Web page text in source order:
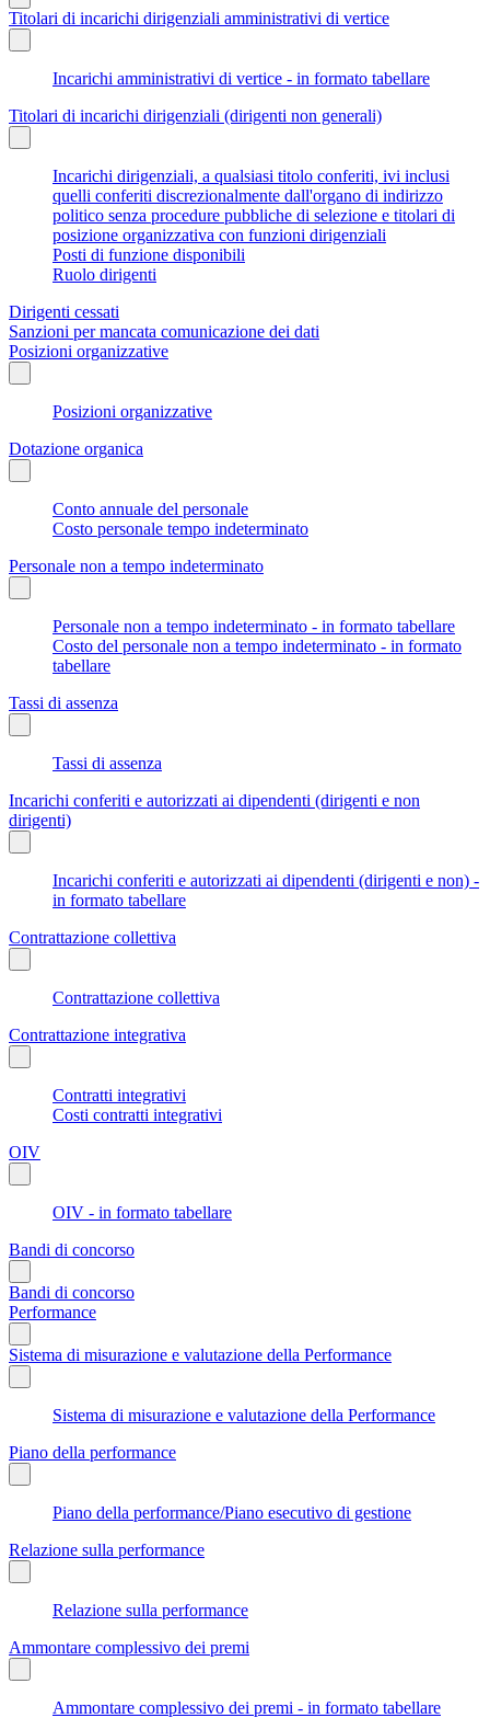
Titolari di incarichi dirigenziali amministrativi di vertice
Incarichi amministrativi di vertice - in formato tabellare
Titolari di incarichi dirigenziali (dirigenti non generali)
Incarichi dirigenziali, a qualsiasi titolo conferiti, ivi inclusi
quelli conferiti discrezionalmente dall'organo di indirizzo
politico senza procedure pubbliche di selezione e titolari di
posizione organizzativa con funzioni dirigenziali
Posti di funzione disponibili
Ruolo dirigenti
Dirigenti cessati
Sanzioni per mancata comunicazione dei dati
Posizioni organizzative
Posizioni organizzative
Dotazione organica
Conto annuale del personale
Costo personale tempo indeterminato
Personale non a tempo indeterminato
Personale non a tempo indeterminato - in formato tabellare
Costo del personale non a tempo indeterminato - in formato
tabellare
Tassi di assenza
Tassi di assenza
Incarichi conferiti e autorizzati ai dipendenti (dirigenti e non
dirigenti)
Incarichi conferiti e autorizzati ai dipendenti (dirigenti e non) -
in formato tabellare
Contrattazione collettiva
Contrattazione collettiva
Contrattazione integrativa
Contratti integrativi
Costi contratti integrativi
OIV
OIV - in formato tabellare
Bandi di concorso
Bandi di concorso
Performance
Sistema di misurazione e valutazione della Performance
Sistema di misurazione e valutazione della Performance
Piano della performance
Piano della performance/Piano esecutivo di gestione
Relazione sulla performance
Relazione sulla performance
Ammontare complessivo dei premi
Ammontare complessivo dei premi - in formato tabellare